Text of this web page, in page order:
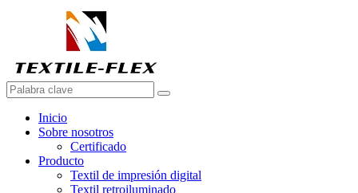
Inicio
Sobre nosotros
Certificado
Producto
Textil de impresión digital
Textil retroiluminado